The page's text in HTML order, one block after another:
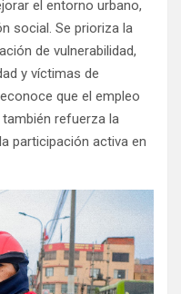
el entorno urbano,
social. Se prioriza la
de vulnerabilidad,
y víctimas de
que el empleo
refuerza la
participación activa en